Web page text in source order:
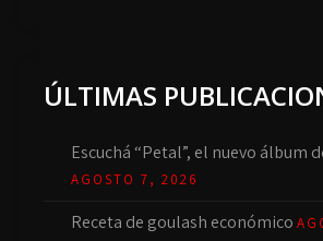
ÚLTIMAS
Escuchá “Petal”, el nuevo álbum
AGOSTO 7, 2026
Receta de goulash económico